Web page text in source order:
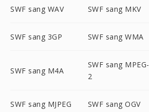
SWF sang WAV SWF sang MKV
SWF sang 3GP SWF sang WMA
SWF sang M4A
SWF sang MPEG-
2
SWF sang MJPEG SWF sang OGV